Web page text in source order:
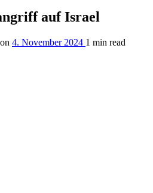
auf Israel
4. November 2024 1 min read